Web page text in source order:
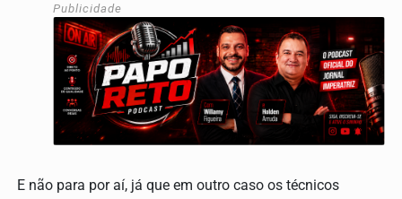
Publicidade
E não para por aí, já que em outro caso os técnicos